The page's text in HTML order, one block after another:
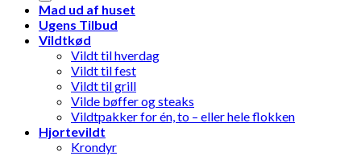
Mad ud af huset
Ugens Tilbud
Vildtkød
Vildt til hverdag
Vildt til fest
Vildt til grill
Vilde bøffer og steaks
Vildtpakker for én, to – eller hele flokken
Hjortevildt
Krondyr